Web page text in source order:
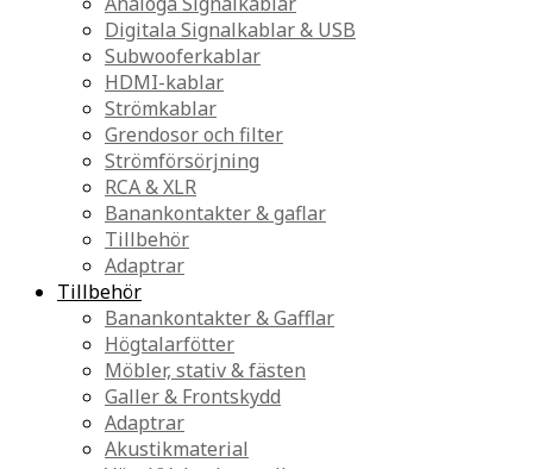
Digitala Signalkablar & USB
Subwooferkablar
HDMI-kablar
Strömkablar
Grendosor och filter
Strömförsörjning
RCA & XLR
Banankontakter & gaflar
Tillbehör
Adaptrar
Tillbehör
Banankontakter & Gafflar
Högtalarfötter
Möbler, stativ & fästen
Galler & Frontskydd
Adaptrar
Akustikmaterial